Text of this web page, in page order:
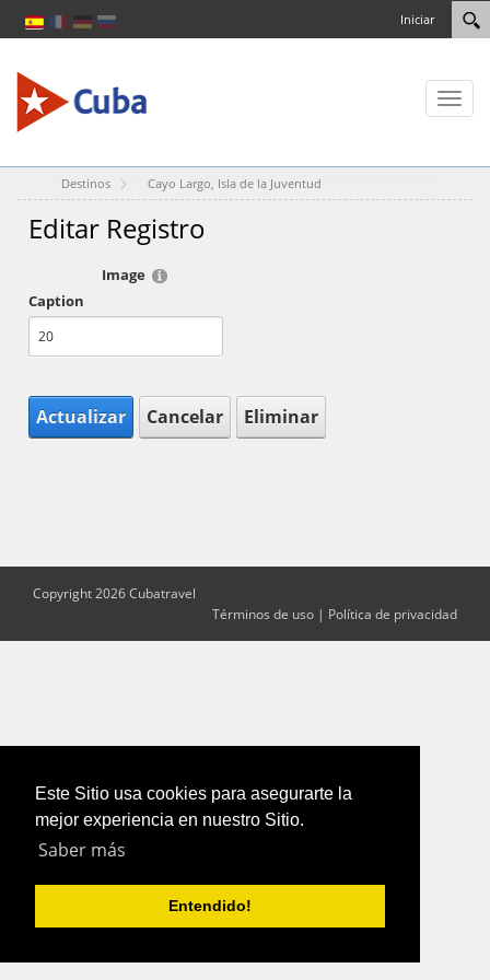
Este Sitio usa cookies para asegurarte la
mejor experiencia en nuestro Sitio.
Saber más
Entendido!
Iniciar
Toggle
Destinos Cayo Largo, Isla de la Juventud
Editar Registro
Image
Caption
Actualizar Cancelar Eliminar
Copyright 2026 Cubatravel
Términos de uso | Política de privacidad